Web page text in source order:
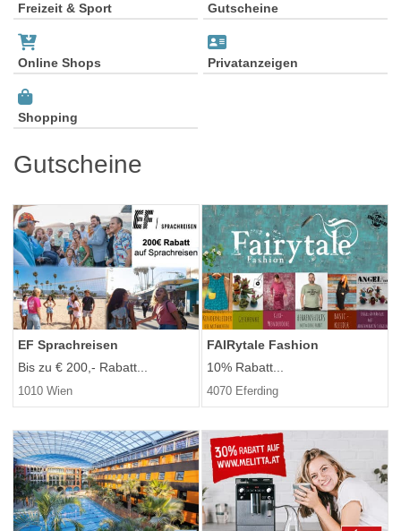
Freizeit & Sport Gutscheine
Online Shops Privatanzeigen
Shopping
Gutscheine
EF Sprachreisen
Bis zu € 200,- Rabatt...
1010 Wien
FAIRytale Fashion
10% Rabatt...
4070 Eferding